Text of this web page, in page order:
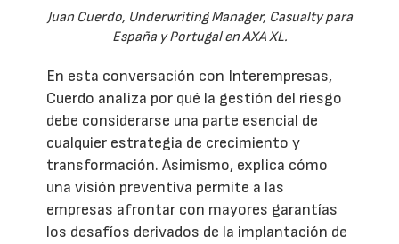
Juan Cuerdo, Underwriting Manager, Casualty para
España y Portugal en AXA XL.
En esta conversación con Interempresas,
Cuerdo analiza por qué la gestión del riesgo
debe considerarse una parte esencial de
cualquier estrategia de crecimiento y
transformación. Asimismo, explica cómo
una visión preventiva permite a las
empresas afrontar con mayores garantías
los desafíos derivados de la implantación de